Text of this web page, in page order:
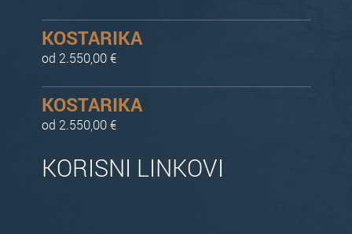
KOSTARIKA
od 2.550,00 €
KOSTARIKA
od 2.550,00 €
KORISNI LINKOVI